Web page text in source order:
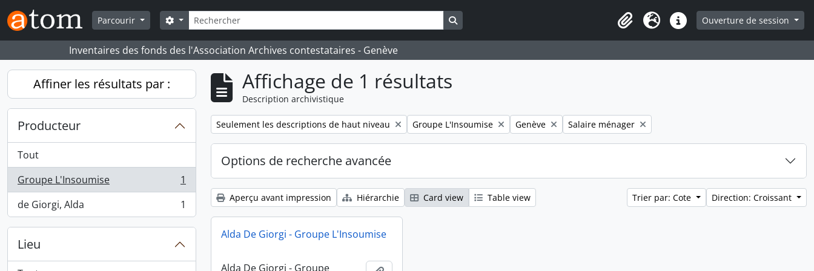
Skip to main content
Parcourir
Rechercher
Search options
Presse-papier
LangueLiens rapidesOuverture de session
Inventaires des fonds des l'Association Archives contestataires - Genève
Affiner les résultats par :
Producteur
Tout
Groupe L'Insoumise
, 1 résultats
1
de Giorgi, Alda
, 1 résultats 1
Lieu
Affichage de 1 résultats
Description archivistique
Remove filter:
Seulement les descriptions de haut niveau Remove filter:
Groupe L'Insoumise Remove filter:
Genève Remove filter:
Salaire ménager
Options de recherche avancée
Aperçu avant impression Hiérarchie Card view Table view Trier par: Cote Direction: Croissant
Alda De Giorgi - Groupe L'Insoumise
Alda De Giorgi - Groupe